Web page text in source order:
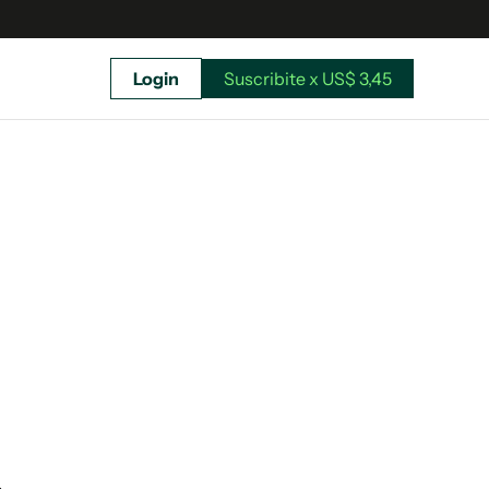
Login Suscribite x US$ 3,45